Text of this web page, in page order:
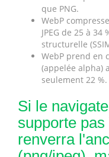
que PNG.
WebP
JPEG de 25 à
structurelle
WebP prend en
(appelée alpha)
seulement 22 %.
Si le
supporte
renverra